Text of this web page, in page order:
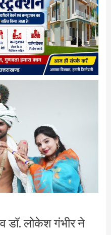
डॉ. लोकेश गंभीर ने